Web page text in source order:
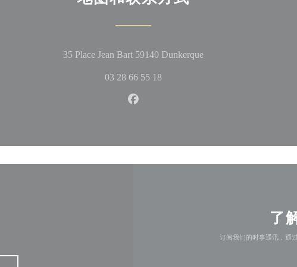
35 Place Jean Bart 59140 Dunkerque((在新窗口中打开))
03 28 66 55 18
Facebook ((在新窗口中打开))
了
订阅我们的时事通讯，通